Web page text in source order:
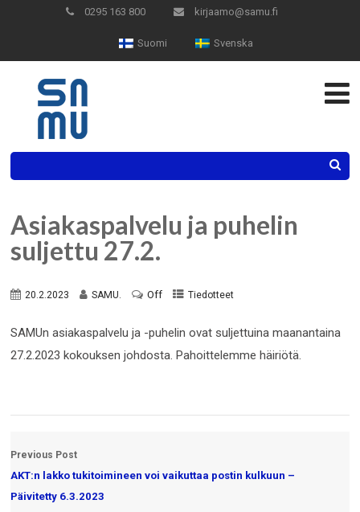
0295 163 800 kirjaamo@samu.fi
Suomi Svenska
Asiakaspalvelu ja puhelin
suljettu 27.2.
20.2.2023 SAMU. Off Tiedotteet
SAMUn asiakaspalvelu ja -puhelin ovat suljettuina maanantaina
27.2.2023 kokouksen johdosta. Pahoittelemme häiriötä.
Previous Post
AKT:n lakko tukitoimineen voi vaikuttaa postin kulkuun –
Päivitetty 6.3.2023